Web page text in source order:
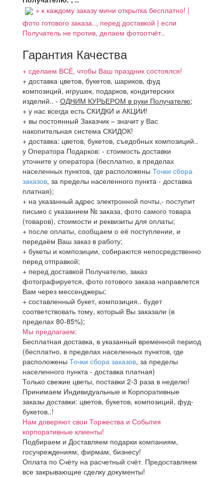
+ к каждому заказу мини открытка бесплатно! |
фото готового заказа.., перед доставкой | если
Получатель не против, делаем фотоотчёт..
Гарантия Качества
+ сделаем ВСЁ, чтобы Ваш праздник состоялся!
+ доставка цветов, букетов, шариков, фуд
композиций, игрушек, подарков, кондитерских
изделий.. - ОДНИМ КУРЬЕРОМ в руки Получателю;
+ у нас всегда есть СКИДКИ и АКЦИИ!
+ вы постоянный Заказчик – значит у Вас
накопительная система СКИДОК!
+ доставка: цветов, букетов, съедобных композиций..
у Оператора Подарков: - стоимость доставки
уточните у оператора (бесплатно, в пределах
населенных пунктов, где расположены Точки сбора
заказов, за пределы населенного пункта - доставка
платная);
+ на указанный адрес электронной почты,- поступит
письмо с указанием № заказа, фото самого товара
(товаров), стоимости и реквизиты для оплаты;
+ после оплаты, сообщаем о её поступлении, и
передаём Ваш заказ в работу;
+ букеты и композиции, собираются непосредственно
перед отправкой;
+ перед доставкой Получателю, заказ
фотографируется, фото готового заказа направлется
Вам через мессенджеры;
+ составленный букет, композиция.. будет
соответствовать тому, который Вы заказали (в
пределах 80-85%);
Мы предлагаем:
Бесплатная доставка, в указанный временной период
(бесплатно, в пределах населенных пунктов, где
расположены Точки сбора заказов, за пределы
населенного пункта - доставка платная)
Только свежие цветы, поставки 2-3 раза в неделю!
Принимаем Индивидуальные и Корпоративные
заказы доставки: цветов, букетов, композиций, фуд-
букетов..!
Нам доверяют свои Торжества и События
корпоративные клиенты!
Подбираем и Доставляем подарки компаниям,
госучреждениям, фирмам, бизнесу!
Оплата по Счёту на расчетный счёт. Предоставляем
все закрывающие сделку документы!